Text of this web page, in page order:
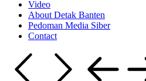
Video
About Detak Banten
Pedoman Media Siber
Contact